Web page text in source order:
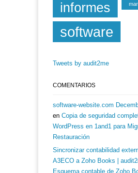
informes
software
Tweets by audit2me
COMENTARIOS
software-website.com
en Copia de seguridad
WordPress en 1and1 para
Restauración
Sincronizar contabilidad
A3ECO a Zoho Books |
Esquema contable de Zoho